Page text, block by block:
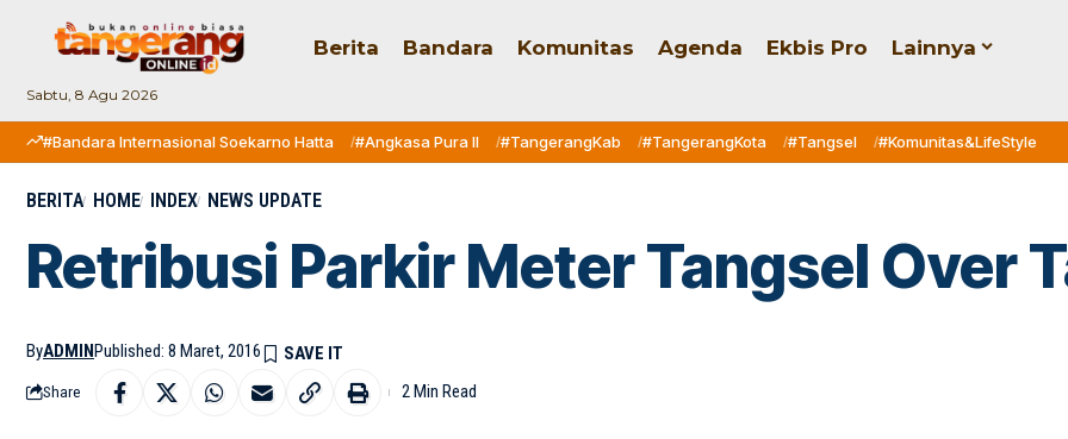
Sabtu, 8 Agu 2026
Berita Bandara Komunitas Agenda Ekbis Pro Lainnya
#Bandara Internasional Soekarno Hatta #Angkasa Pura II #TangerangKab #TangerangKota #Tangsel #Komunitas&LifeStyle
BERITA HOME INDEX NEWS UPDATE
Retribusi Parkir Meter Tangsel Over
ByADMINPublished: 8 Maret, 2016
Share 2 Min Read